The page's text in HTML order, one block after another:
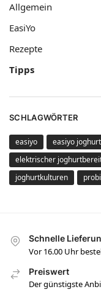
Allgemein
EasiYo
Rezepte
Tipps
SCHLAGWÖRTER
easiyo easiyo joghurt
elektrischer
joghurtkulturen
Schnelle
Vor 16.00 Uhr
Preiswert
Der günstigste